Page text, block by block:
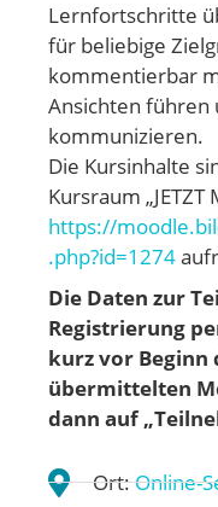
Lernfortschritte
für beliebige
kommentierbar
Ansichten führen
kommunizieren.
Die Kursinhalte
Kursraum
https://
.php?id=1274
Die Daten zur
Registrierung
kurz vor Beginn
übermittelten
dann auf
Ort:Online-